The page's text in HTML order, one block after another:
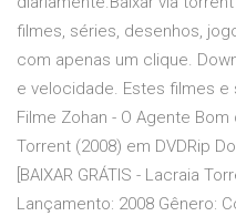
filmes, séries, desenhos,
com apenas um clique.
e velocidade. Estes filmes
Filme Zohan - O Agente
Torrent (2008) em DVDRip
[BAIXAR GRÁTIS - Lacraia
Lançamento: 2008 Gênero: